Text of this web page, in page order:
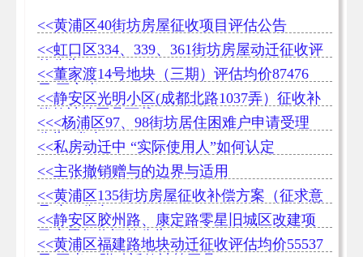
<<黄浦区40街坊房屋征收项目评估公告
<<虹口区334、339、361街坊房屋动迁征收评
估公告
<<董家渡14号地块（三期）评估均价87476
元/平方米
<<静安区光明小区(成都北路1037弄）征收补
偿款计算工具下载
<<<杨浦区97、98街坊居住困难户申请受理
公告>发布
<<私房动迁中 “实际使用人”如何认定
<<主张撤销赠与的边界与适用
<<黄浦区135街坊房屋征收补偿方案（征求意
见稿）公布
<<静安区胶州路、康定路零星旧城区改建项
目房屋征收评估公告
<<黄浦区福建路地块动迁征收评估均价55537